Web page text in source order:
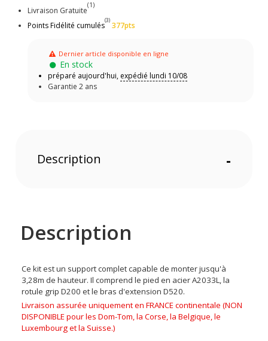
Livraison Gratuite
(1)
Points Fidélité cumulés
(3)
377pts
Dernier article disponible en ligne
En stock
préparé aujourd'hui, expédié lundi 10/08
Garantie 2 ans
Description -
Description
Ce kit est un support complet capable de monter jusqu'à
3,28m de hauteur. Il comprend le pied en acier A2033L, la
rotule grip D200 et le bras d'extension D520.
Livraison assurée uniquement en FRANCE continentale (NON
DISPONIBLE pour les Dom-Tom, la Corse, la Belgique, le
Luxembourg et la Suisse.)